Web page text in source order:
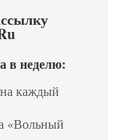
в неделю:
каждый
«Вольный